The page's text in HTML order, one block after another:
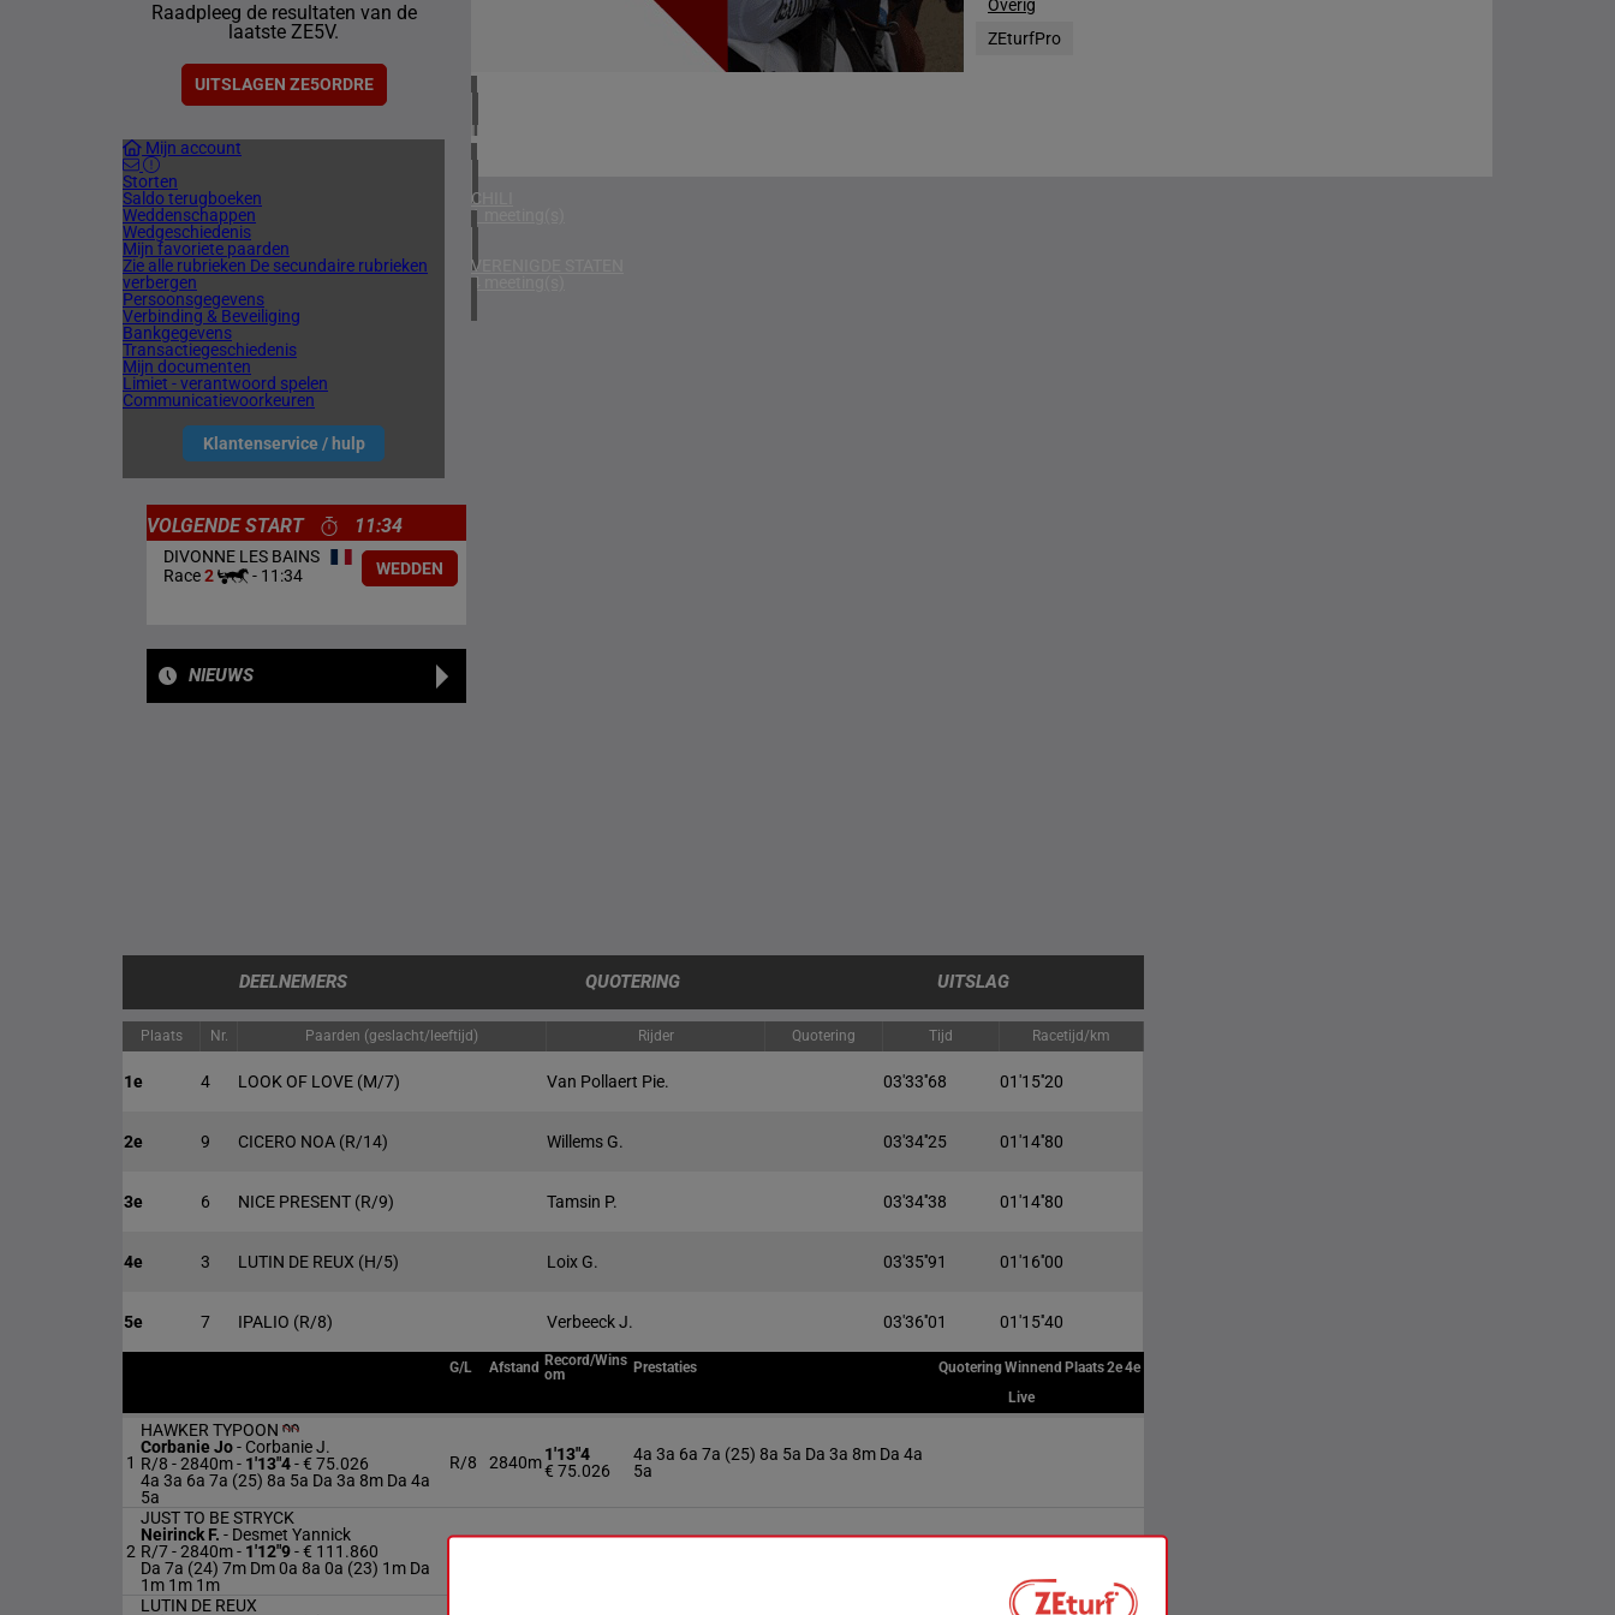
Raadpleeg de resultaten van de
laatste ZE5V.
UITSLAGEN ZE5ORDRE
Mijn account
Storten
Saldo terugboeken
Weddenschappen
Wedgeschiedenis
Mijn favoriete paarden
Zie alle rubrieken De secundaire rubrieken
verbergen
Persoonsgegevens
Verbinding & Beveiliging
Bankgegevens
Transactiegeschiedenis
Mijn documenten
Limiet - verantwoord spelen
Communicatievoorkeuren
Klantenservice / hulp
4 meeting(s)
IERLAND
1 meeting(s)
CHILI
1 meeting(s)
VERENIGDE STATEN
4 meeting(s)
Overig
ZEturfPro
VOLGENDE START 11:34
DIVONNE LES BAINS
Race2 - 11:34 WEDDEN
NIEUWS
DEELNEMERS QUOTERING UITSLAG
Plaats Nr. Paarden (geslacht/leeftijd) Rijder Quotering Tijd Racetijd/km
1e 4 LOOK OF LOVE (M/7) Van Pollaert Pie. 03'33''68 01'15''20
2e 9 CICERO NOA (R/14) Willems G. 03'34''25 01'14''80
3e 6 NICE PRESENT (R/9) Tamsin P. 03'34''38 01'14''80
4e 3 LUTIN DE REUX (H/5) Loix G. 03'35''91 01'16''00
5e 7 IPALIO (R/8) Verbeeck J. 03'36''01 01'15''40
G/L Afstand Record/Wins
om
Prestaties QuoteringWinnend Plaats2e4e
Live
1
HAWKER TYPOON
Corbanie Jo- Corbanie J.
R/8 - 2840m- 1'13"4- € 75.026
4a 3a 6a 7a (25) 8a 5a Da 3a 8m Da 4a
5a
R/8 2840m1'13"4
€ 75.026
4a 3a 6a 7a (25) 8a 5a Da 3a 8m Da 4a
5a
2
JUST TO BE STRYCK
Neirinck F. - Desmet Yannick
R/7 - 2840m- 1'12"9- € 111.860
Da 7a (24) 7m Dm 0a 8a 0a (23) 1m Da
1m 1m 1m
1'12"9
Da 7a (24) 7m Dm 0a 8a 0a (23) 1m Da
LUTIN DE REUX